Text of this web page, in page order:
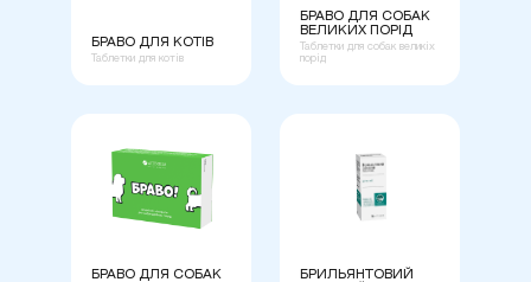
БРАВО ДЛЯ КОТІВ
Таблетки для котів
БРАВО ДЛЯ СОБАК
ВЕЛИКИХ ПОРІД
Таблетки для собак великіх
порід
БРАВО ДЛЯ СОБАК
БРИЛЬЯНТОВИЙ